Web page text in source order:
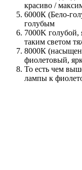
красиво /
6000К (Бело-
голубым
7000K голубой,
таким светом
8000К
фиолетовый,
То есть чем
лампы к